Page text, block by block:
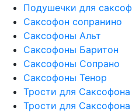
Подушечки для
Саксофон сопранино
Саксофоны Альт
Саксофоны Баритон
Саксофоны Сопрано
Саксофоны Тенор
Трости для Саксофона
Трости для